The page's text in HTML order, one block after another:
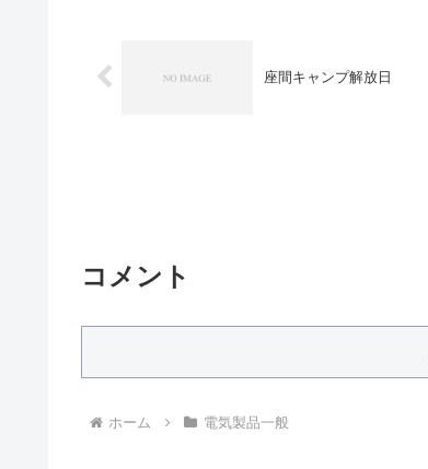
座間キャンプ解放日
コメント
ホーム 電気製品一般